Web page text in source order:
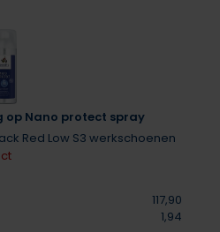
op Nano protect spray
Red Low S3 werkschoenen
117,90
1,94